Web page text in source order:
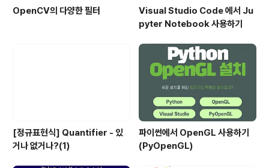
OpenCV의 다양한 필터
Visual Studio Code 에서 Ju
pyter Notebook 사용하기
[정규표현식] Quantifier - 있
거나 없거나?(1)
파이썬에서 OpenGL 사용하기
(PyOpenGL)